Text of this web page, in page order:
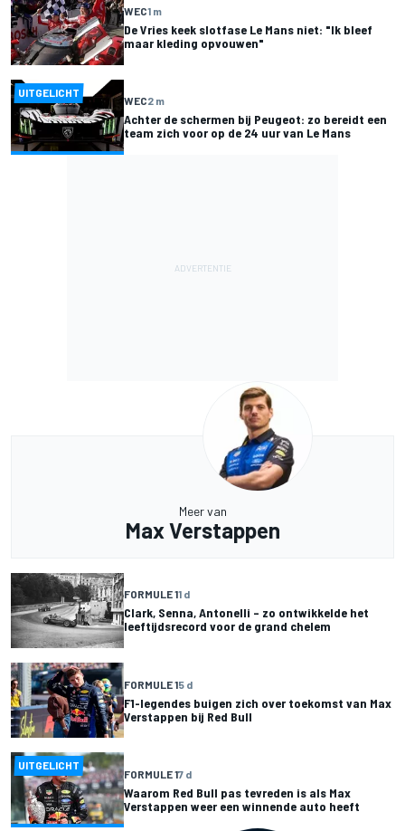
WEC1 m
De Vries keek slotfase Le Mans niet: "Ik bleef
maar kleding opvouwen"
UITGELICHT
WEC2 m
Achter de schermen bij Peugeot: zo bereidt een
team zich voor op de 24 uur van Le Mans
Meer van
Max Verstappen
FORMULE 11 d
Clark, Senna, Antonelli – zo ontwikkelde het
leeftijdsrecord voor de grand chelem
FORMULE 15 d
F1-legendes buigen zich over toekomst van Max
Verstappen bij Red Bull
UITGELICHT
FORMULE 17 d
Waarom Red Bull pas tevreden is als Max
Verstappen weer een winnende auto heeft